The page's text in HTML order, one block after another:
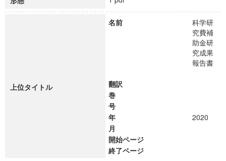
上位タイトル
名前
科学研
究費補
助金研
究成果
報告書
翻訳
巻
号
年
2020
月
開始ページ
終了ページ